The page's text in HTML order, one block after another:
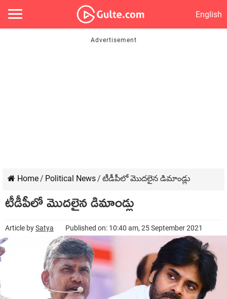
English
Home/ Political News/ టీడీపీలో మొదలైన డిమాండ్లు
టీడీపీలో మొదలైన డిమాండ్లు
Article bySatya Published on: 10:40 am, 25 September 2021